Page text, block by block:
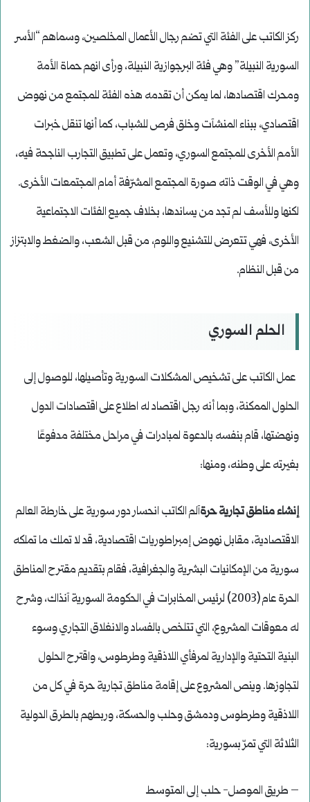
ركز الكاتب على الفئة التي تضم رجال الأعمال المخلصين، وسماهم “الأسر
السورية النبيلة” وهي فئة البرجوازية النبيلة، ورأى انهم حماة الأمة
ومحرك اقتصادها، لما يمكن أن تقدمه هذه الفئة للمجتمع من نهوض
اقتصادي، ببناء المنشآت وخلق فرص للشباب، كما أنها تنقل خبرات
الأمم الأخرى للمجتمع السوري، وتعمل على تطبيق التجارب الناجحة فيه،
وهي في الوقت ذاته صورة المجتمع المشرّفة أمام المجتمعات الأخرى.
لكنها وللأسف لم تجد من يساندها، بخلاف جميع الفئات الاجتماعية
الأخرى، فهي تتعرض للتشنيع واللوم، من قبل الشعب، والضغط والابتزاز
من قبل النظام.
الحلم السوري
عمل الكاتب على تشخيص المشكلات السورية وتأصيلها، للوصول إلى
الحلول الممكنة، وبما أنه رجل اقتصاد له اطلاع على اقتصادات الدول
ونهضتها، قام بنفسه بالدعوة لمبادرات في مراحل مختلفة مدفوعًا
بغيرته على وطنه، ومنها:
إنشاء مناطق تجارية حرةآلم الكاتب انحسار دور سورية على خارطة العالم
الاقتصادية، مقابل نهوض إمبراطوريات اقتصادية، قد لا تملك ما تملكه
سورية من الإمكانيات البشرية والجغرافية، فقام بتقديم مقترح المناطق
الحرة عام (2003) لرئيس المخابرات في الحكومة السورية آنذاك، وشرح
له معوقات المشروع، التي تتلخص بالفساد والانغلاق التجاري وسوء
البنية التحتية والإدارية لمرفأي اللاذقية وطرطوس، واقترح الحلول
لتجاوزها. وينص المشروع على إقامة مناطق تجارية حرة في كل من
اللاذقية وطرطوس ودمشق وحلب والحسكة، وربطهم بالطرق الدولية
الثلاثة التي تمرّ بسورية:
– طريق الموصل- حلب إلى المتوسط